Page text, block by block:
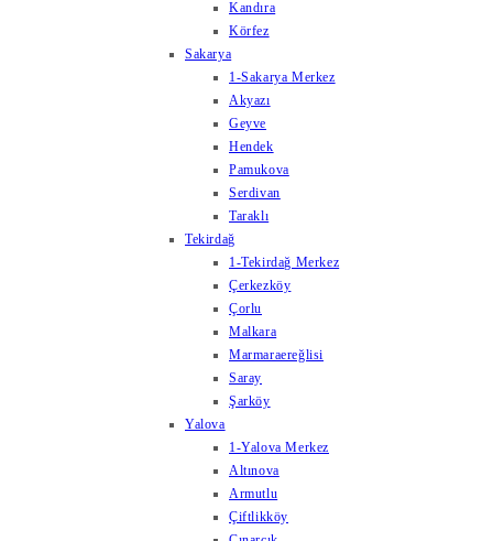
Kandıra
Körfez
Sakarya
1-Sakarya Merkez
Akyazı
Geyve
Hendek
Pamukova
Serdivan
Taraklı
Tekirdağ
1-Tekirdağ Merkez
Çerkezköy
Çorlu
Malkara
Marmaraereğlisi
Saray
Şarköy
Yalova
1-Yalova Merkez
Altınova
Armutlu
Çiftlikköy